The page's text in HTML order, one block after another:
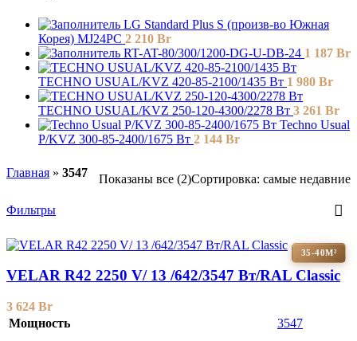
LG Standard Plus S (произв-во Южная
Корея) MJ24PC 2 210 Br
RT-AT-80/300/1200-DG-U-DB-24 1 187 Br
TECHNO USUAL/KVZ 420-85-2100/1435 Вт 1 980 Br
TECHNO USUAL/KVZ 250-120-4300/2278 Вт 3 261 Br
Techno Usual
P/KVZ 300-85-2400/1675 Вт 2 144 Br
Главная » 3547 Показаны все (2)Сортировка: самые недавние
Фильтры
35-40М²
VELAR R42 2250 V/ 13 /642/3547 Вт/RAL Classic
3 624 Br
Мощность
3547